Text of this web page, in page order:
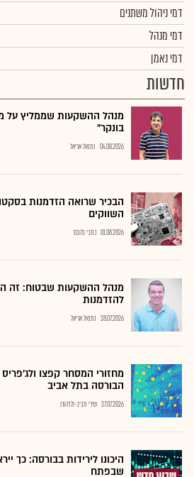
דמי ניהול משתנים
דמי מנהל
דמי נאמן
חדשות
מנהל ההשקעות שממליץ על
בונקר"
04.08.2026 נתנאל אריאל
הבכיר שרואה הזדמנות
השווקים
01.08.2026 כתבי גלובס
מנהל ההשקעות שבטוח: זה
להזדמנות
28.07.2026 נתנאל אריאל
מחזורי המסחר קפצו
הבורסה בתל אביב
27.07.2026 שירי חביב-ולדהורן
היכונו לירידות בבורסה: כך
שבפתח